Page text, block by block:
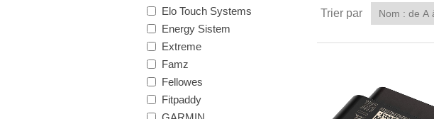
Elo Touch Systems
Energy Sistem
Extreme
Famz
Fellowes
Fitpaddy
Trier par